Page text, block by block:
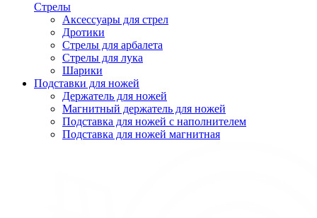
Стрелы
Аксессуары для стрел
Дротики
Стрелы для арбалета
Стрелы для лука
Шарики
Подставки для ножей
Держатель для ножей
Магнитный держатель для ножей
Подставка для ножей с наполнителем
Подставка для ножей магнитная